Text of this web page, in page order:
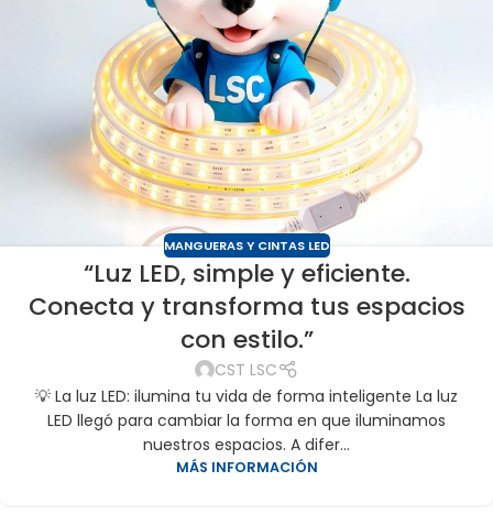
MANGUERAS Y CINTAS LED
“Luz LED, simple y eficiente.
Conecta y transforma tus espacios
con estilo.”
CST LSC
💡 La luz LED: ilumina tu vida de forma inteligente La luz
LED llegó para cambiar la forma en que iluminamos
nuestros espacios. A difer...
MÁS INFORMACIÓN